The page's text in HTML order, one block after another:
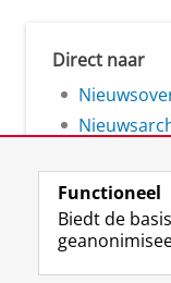
Direct naar
Functioneel
Biedt de